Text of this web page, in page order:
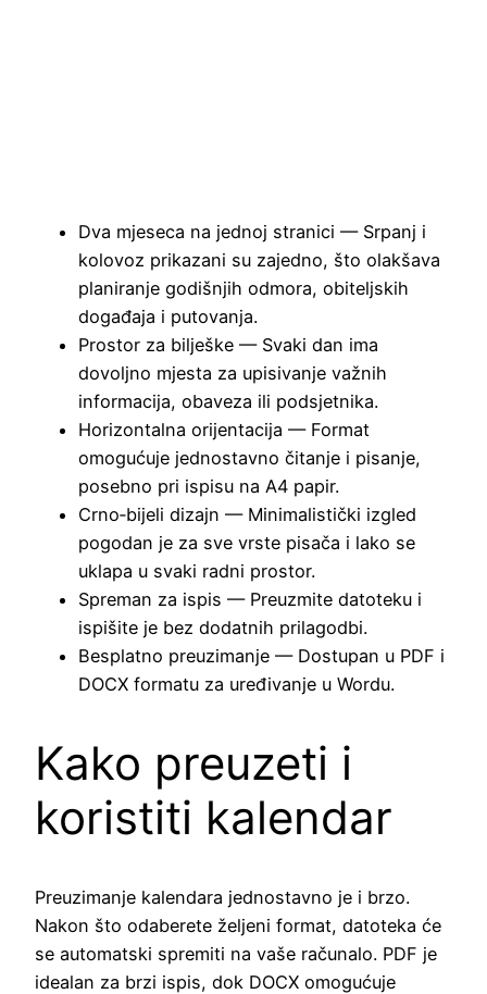
Dva mjeseca na jednoj stranici — Srpanj i
kolovoz prikazani su zajedno, što olakšava
planiranje godišnjih odmora, obiteljskih
događaja i putovanja.
Prostor za bilješke — Svaki dan ima
dovoljno mjesta za upisivanje važnih
informacija, obaveza ili podsjetnika.
Horizontalna orijentacija — Format
omogućuje jednostavno čitanje i pisanje,
posebno pri ispisu na A4 papir.
Crno‑bijeli dizajn — Minimalistički izgled
pogodan je za sve vrste pisača i lako se
uklapa u svaki radni prostor.
Spreman za ispis — Preuzmite datoteku i
ispišite je bez dodatnih prilagodbi.
Besplatno preuzimanje — Dostupan u PDF i
DOCX formatu za uređivanje u Wordu.
Kako preuzeti i
koristiti kalendar
Preuzimanje kalendara jednostavno je i brzo.
Nakon što odaberete željeni format, datoteka će
se automatski spremiti na vaše računalo. PDF je
idealan za brzi ispis, dok DOCX omogućuje